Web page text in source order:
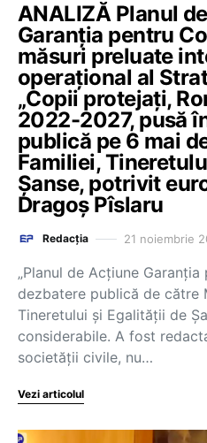
ANALIZĂ Planul
Garanția pentru
măsuri preluate
operațional al
„Copii protejați,
2022-2027, pusă
publică pe 6 mai
Familiei,
Șanse, potrivit
Dragoș Pîslaru
Redacția 21 noiembrie
„Planul de Acțiune
dezbatere publică de către
Tineretului și Egalității de
considerabile. A fost
societății civile, nu…
Vezi articolul